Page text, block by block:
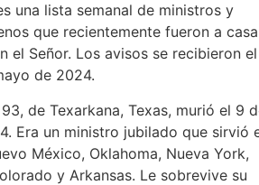
una lista semanal de ministros y
que recientemente fueron a casa
el Señor. Los avisos se recibieron el
de 2024.
93, de Texarkana, Texas, murió el 9
Era un ministro jubilado que sirvió
México, Oklahoma, Nueva York,
y Arkansas. Le sobrevive su